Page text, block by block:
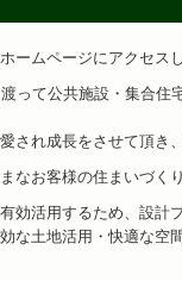
ームページにアクセス
って公共施設・集合
され成長をさせて頂き
なお客様の住まいづく
効活用するため、設計
な土地活用・快適な空